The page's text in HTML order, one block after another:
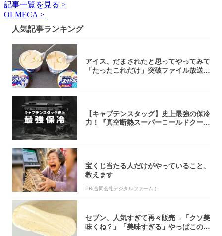
記事一覧を見る >
OLMECA >
人気記事ランキング
アイス、だまされたと思ってやってみて
「たったこれだけ」突破ファイル放送で
【キャプテンスタッグ】史上最強の保冷
力！『真空断熱スーパーコールドクーラ
宝くじ当たる人だけがやっていること、
教えます
PR(合同会社デジタルファーム )
セブン、人気すぎて再々販売→「クソ美
味くね？」「美味すぎる」やっぱこのク